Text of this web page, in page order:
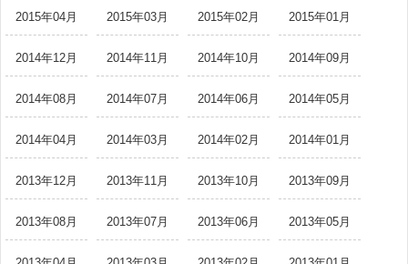
2015年04月 2015年03月 2015年02月 2015年01月
2014年12月 2014年11月 2014年10月 2014年09月
2014年08月 2014年07月 2014年06月 2014年05月
2014年04月 2014年03月 2014年02月 2014年01月
2013年12月 2013年11月 2013年10月 2013年09月
2013年08月 2013年07月 2013年06月 2013年05月